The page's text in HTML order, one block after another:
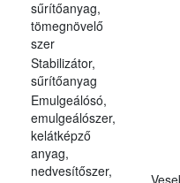
sűrítőanyag,
tömegnövelő
szer
Stabilizátor,
sűrítőanyag
Emulgeálósó,
emulgeálószer,
kelátképző
anyag,
nedvesítőszer,